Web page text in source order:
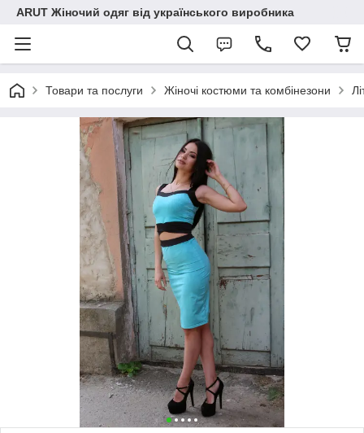
ARUT Жіночий одяг від українського виробника
Товари та послуги Жіночі костюми та комбінезони